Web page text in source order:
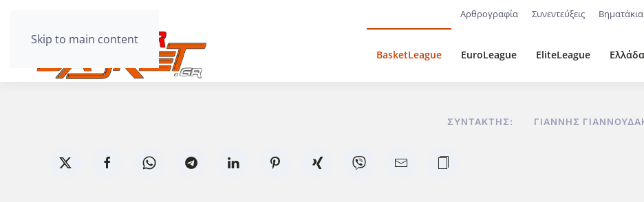
Skip to main content
Αρθρογραφία Συνεντεύξεις Βηματάκια
BasketLeague EuroLeague EliteLeague Ελλάδα
ΣΥΝΤΆΚΤΗΣ: ΓΙΆΝΝΗΣ